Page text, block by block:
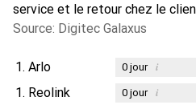
service et le retour chez le
Source: Digitec Galaxus
1. Arlo 0jour i
1. Reolink 0jour i